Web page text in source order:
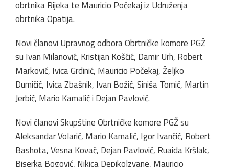
obrtnika Rijeka te Mauricio Počekaj iz Udruženja
obrtnika Opatija.
Novi članovi Upravnog odbora Obrtničke komore PGŽ
su Ivan Milanović, Kristijan Košćić, Damir Urh, Robert
Marković, Ivica Grdinić, Mauricio Počekaj, Željko
Dumičić, Ivica Zbašnik, Ivan Božić, Siniša Tomić, Martin
Jerbić, Mario Kamalić i Dejan Pavlović.
Novi članovi Skupštine Obrtničke komore PGŽ su
Aleksandar Volarić, Mario Kamalić, Igor Ivančić, Robert
Bashota, Vesna Kovač, Dejan Pavlović, Ruaida Kršlak,
Biserka Bogović, Nikica Depikolzvane, Mauricio